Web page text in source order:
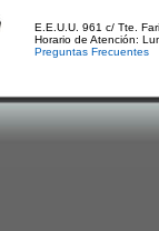
E.E.U.U. 961 c/ Tte.
Horario de Atención:
Preguntas Frecuentes